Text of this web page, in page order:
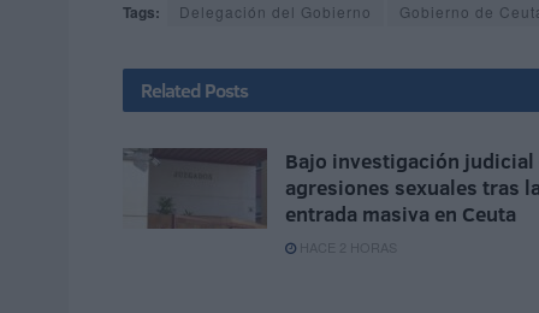
Tags: Delegación del Gobierno Gobierno de
Related Posts
Bajo investigación judicial
agresiones sexuales tras la
entrada masiva en Ceuta
HACE 2 HORAS